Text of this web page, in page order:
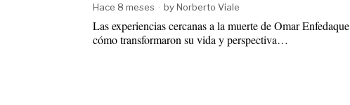
Hace 8 meses byNorberto Viale
Las experiencias cercanas a la muerte de Omar
cómo transformaron su vida y perspectiva…